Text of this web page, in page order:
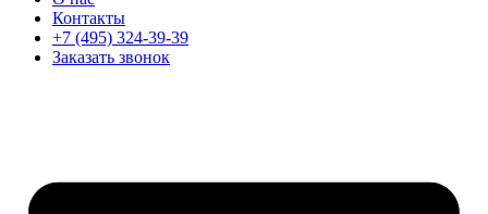
Контакты
+7 (495) 324-39-39
Заказать звонок